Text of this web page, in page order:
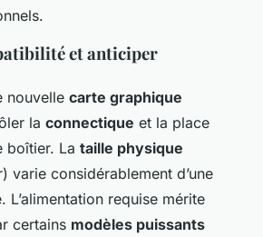
et anticiper
nouvelle carte graphique
la connectique et la place
boîtier. La taille physique
varie considérablement d’une
L’alimentation requise mérite
certains modèles puissants